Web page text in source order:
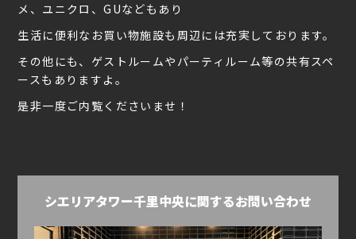
メ、ユニクロ、GUなどもあり
生活に便利なお買い物施設も周辺には充実しております。
その他にも、ゲストルームやパーティルーム等の共有スペ
ースもありますよ。
是非一度ご内覧くださいませ！
シエリアタワー千里中央に関するお問い合わせ